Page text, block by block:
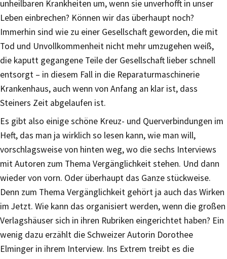
unheilbaren Krankheiten um, wenn sie unverhofft in unser
Leben einbrechen? Können wir das überhaupt noch?
Immerhin sind wie zu einer Gesellschaft geworden, die mit
Tod und Unvollkommenheit nicht mehr umzugehen weiß,
die kaputt gegangene Teile der Gesellschaft lieber schnell
entsorgt – in diesem Fall in die Reparaturmaschinerie
Krankenhaus, auch wenn von Anfang an klar ist, dass
Steiners Zeit abgelaufen ist.
Es gibt also einige schöne Kreuz- und Querverbindungen im
Heft, das man ja wirklich so lesen kann, wie man will,
vorschlagsweise von hinten weg, wo die sechs Interviews
mit Autoren zum Thema Vergänglichkeit stehen. Und dann
wieder von vorn. Oder überhaupt das Ganze stückweise.
Denn zum Thema Vergänglichkeit gehört ja auch das Wirken
im Jetzt. Wie kann das organisiert werden, wenn die großen
Verlagshäuser sich in ihren Rubriken eingerichtet haben? Ein
wenig dazu erzählt die Schweizer Autorin Dorothee
Elminger in ihrem Interview. Ins Extrem treibt es die